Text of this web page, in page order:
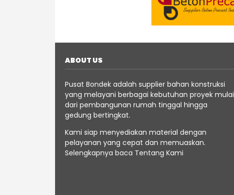
ABOUT US
Pusat Bondek adalah supplier bahan konstruksi
yang melayani berbagai kebutuhan proyek mulai
dari pembangunan rumah tinggal hingga
gedung bertingkat.
Kami siap menyediakan material dengan
pelayanan yang cepat dan memuaskan.
Selengkapnya baca Tentang Kami